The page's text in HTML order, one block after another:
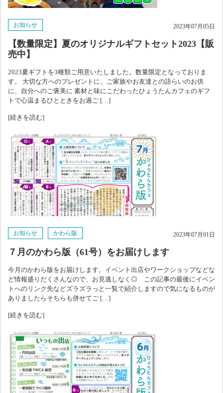
お知らせ 2023年07月05日
【数量限定】夏のオリジナルギフトセット2023【販
売中】
2023夏ギフトを3種類ご用意いたしました。数量限定となっておりま
す。 大切な方へのプレゼントに、ご家族やお友達との語らいのお供
に、自分へのご褒美に 素材と味にこだわったひょうたんカフェのギフ
トで心温まるひとときをお過ご […]
[続きを読む]
お知らせ かわら版 2023年07月01日
７月のかわら版（61号）をお届けします
今月のかわら版をお届けします。イベント出店やワークショップなどな
ど情報盛りだくさんなので、お見逃しなく◎ この記事の最後にイベン
トへのリンク先などズラズラっと一覧で紹介しますので気になるものが
ありましたらそちらも併せてご […]
[続きを読む]